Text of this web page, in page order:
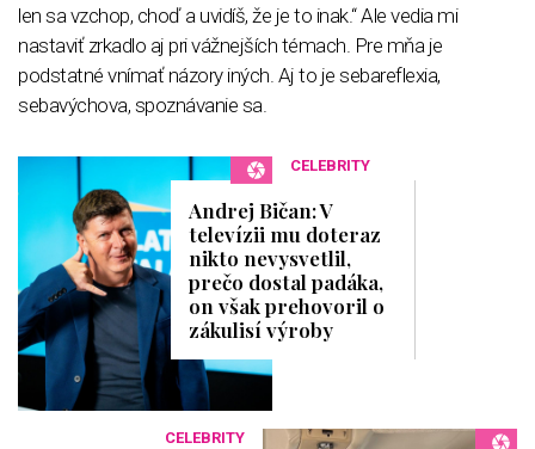
len sa vzchop, choď a uvidíš, že je to inak.“ Ale vedia mi
nastaviť zrkadlo aj pri vážnejších témach. Pre mňa je
podstatné vnímať názory iných. Aj to je sebareflexia,
sebavýchova, spoznávanie sa.
CELEBRITY
Andrej Bičan: V
televízii mu doteraz
nikto nevysvetlil,
prečo dostal padáka,
on však prehovoril o
zákulisí výroby
CELEBRITY